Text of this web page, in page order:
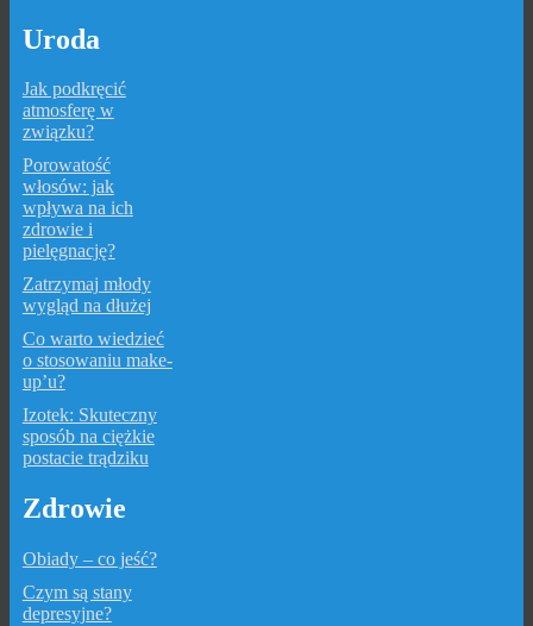
Uroda
Jak podkręcić
atmosferę w
związku?
Porowatość
włosów: jak
wpływa na ich
zdrowie i
pielęgnację?
Zatrzymaj młody
wygląd na dłużej
Co warto wiedzieć
o stosowaniu make-
up’u?
Izotek: Skuteczny
sposób na ciężkie
postacie trądziku
Zdrowie
Obiady – co jeść?
Czym są stany
depresyjne?